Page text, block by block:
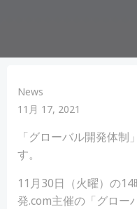
News
11月 17, 2021
「グローバル開発体制
す。
11月30日（火曜）の
発.com主催の「グロー